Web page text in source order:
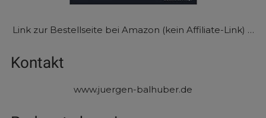
Link zur Bestellseite bei Amazon (kein Affiliate-Link) …
Kontakt
www.juergen-balhuber.de